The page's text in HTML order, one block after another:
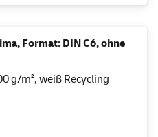
Format: DIN C6, ohne
g/m², weiß Recycling